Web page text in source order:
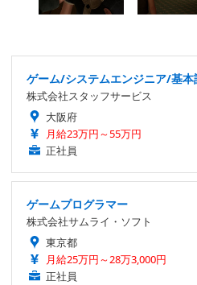
ゲーム/システムエンジニア/基
株式会社スタッフサービス
大阪府
月給23万円～55万円
正社員
ゲームプログラマー
株式会社サムライ・ソフト
東京都
月給25万円～28万3,000円
正社員